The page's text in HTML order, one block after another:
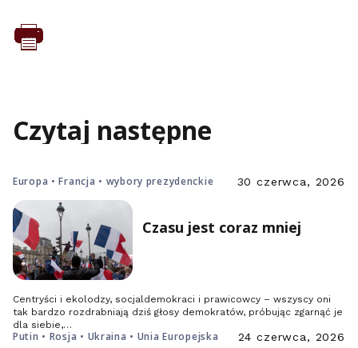
Czytaj następne
Europa • Francja • wybory prezydenckie 30 czerwca, 2026
Czasu jest coraz mniej
Centryści i ekolodzy, socjaldemokraci i prawicowcy – wszyscy oni
tak bardzo rozdrabniają dziś głosy demokratów, próbując zgarnąć je
dla siebie,…
Putin • Rosja • Ukraina • Unia Europejska 24 czerwca, 2026